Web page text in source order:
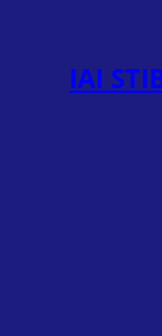
konten
IAI